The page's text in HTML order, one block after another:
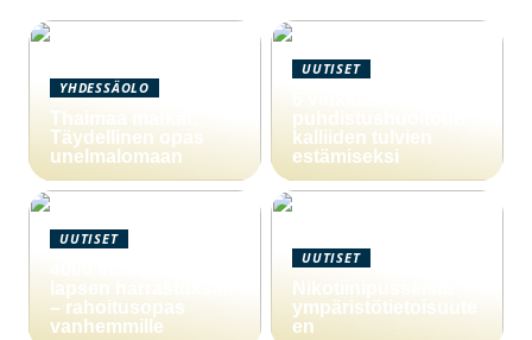
YHDESSÄOLO
Thaimaa matkat:
Täydellinen opas
unelmalomaan
UUTISET
puhdistushuoltoon
kalliiden tulvien
estämiseksi
UUTISET
lapsen harrastuksiin
– rahoitusopas
vanhemmille
UUTISET
Nikotiinipusseista
ympäristötietoisuute
en